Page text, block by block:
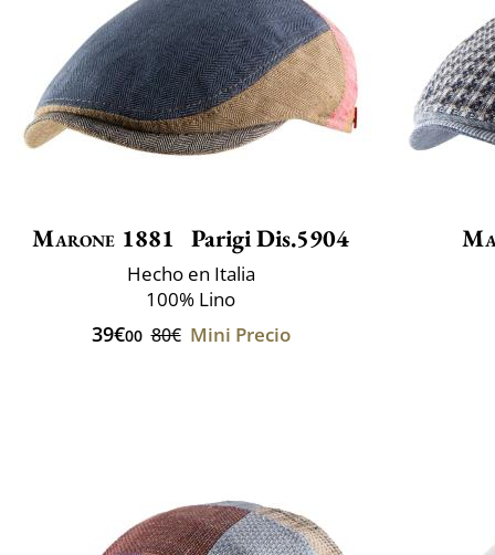
Marone 1881 Parigi Dis.5904
Hecho en Italia
100% Lino
39€00 80€ Mini Precio